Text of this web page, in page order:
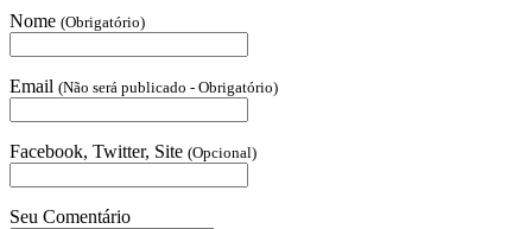
Nome (Obrigatório)
Email (Não será publicado - Obrigatório)
Facebook, Twitter, Site (Opcional)
Seu Comentário